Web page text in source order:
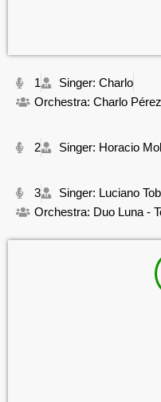
1
Singer: Charlo
Orchestra: Charlo
2 Singer: Horacio
3
Singer: Luciano
Orchestra: Duo Luna -